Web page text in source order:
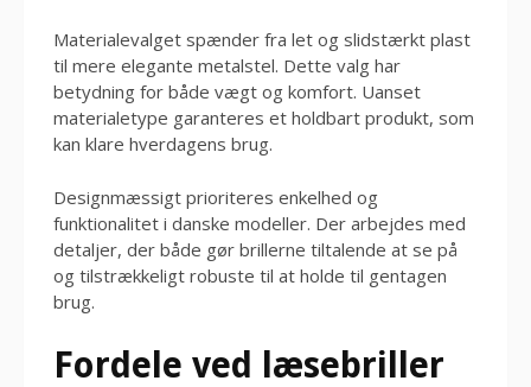
Materialevalget spænder fra let og slidstærkt plast
til mere elegante metalstel. Dette valg har
betydning for både vægt og komfort. Uanset
materialetype garanteres et holdbart produkt, som
kan klare hverdagens brug.
Designmæssigt prioriteres enkelhed og
funktionalitet i danske modeller. Der arbejdes med
detaljer, der både gør brillerne tiltalende at se på
og tilstrækkeligt robuste til at holde til gentagen
brug.
Fordele ved læsebriller